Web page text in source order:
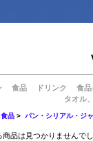
食品 ドリンク 食品
タオル
食品 >パン・シリアル・ジ
商品は見つかりませんでし